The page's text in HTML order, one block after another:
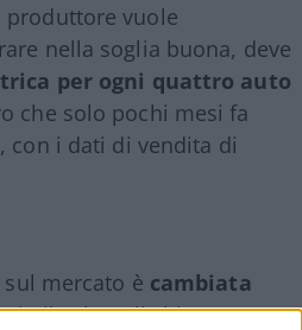
produttore vuole
nella soglia buona, deve
per ogni quattro auto
che solo pochi mesi fa
con i dati di vendita di
mercato è cambiata
il calo nell’ultimo